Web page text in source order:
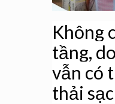
Không
tầng,
vẫn có
thải